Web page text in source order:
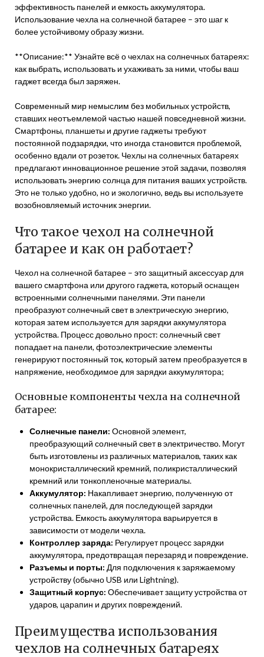
эффективность панелей и емкость аккумулятора.
Использование чехла на солнечной батарее – это шаг к
более устойчивому образу жизни.
**Описание:** Узнайте всё о чехлах на солнечных батареях:
как выбрать, использовать и ухаживать за ними, чтобы ваш
гаджет всегда был заряжен.
Современный мир немыслим без мобильных устройств,
ставших неотъемлемой частью нашей повседневной жизни.
Смартфоны, планшеты и другие гаджеты требуют
постоянной подзарядки, что иногда становится проблемой,
особенно вдали от розеток. Чехлы на солнечных батареях
предлагают инновационное решение этой задачи, позволяя
использовать энергию солнца для питания ваших устройств.
Это не только удобно, но и экологично, ведь вы используете
возобновляемый источник энергии.
Что такое чехол на солнечной
батарее и как он работает?
Чехол на солнечной батарее – это защитный аксессуар для
вашего смартфона или другого гаджета, который оснащен
встроенными солнечными панелями. Эти панели
преобразуют солнечный свет в электрическую энергию,
которая затем используется для зарядки аккумулятора
устройства. Процесс довольно прост: солнечный свет
попадает на панели, фотоэлектрические элементы
генерируют постоянный ток, который затем преобразуется в
напряжение, необходимое для зарядки аккумулятора;
Основные компоненты чехла на солнечной
батарее:
Солнечные панели: Основной элемент,
преобразующий солнечный свет в электричество. Могут
быть изготовлены из различных материалов, таких как
монокристаллический кремний, поликристаллический
кремний или тонкопленочные материалы.
Аккумулятор: Накапливает энергию, полученную от
солнечных панелей, для последующей зарядки
устройства. Емкость аккумулятора варьируется в
зависимости от модели чехла.
Контроллер заряда: Регулирует процесс зарядки
аккумулятора, предотвращая перезаряд и повреждение.
Разъемы и порты: Для подключения к заряжаемому
устройству (обычно USB или Lightning).
Защитный корпус: Обеспечивает защиту устройства от
ударов, царапин и других повреждений.
Преимущества использования
чехлов на солнечных батареях